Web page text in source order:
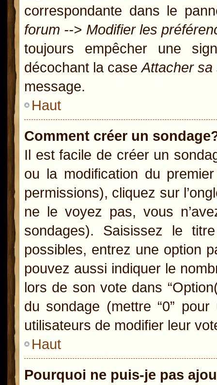
correspondante dans le
forum --> Modifier les
toujours empêcher une
décochant la caseAttacher sa
message.
Haut
Comment créer un
Il est facile de créer un
ou la modification du
permissions), cliquez sur
ne le voyez pas, vous
sondages). Saisissez le
possibles, entrez une option
pouvez aussi indiquer le
lors de son vote dans
du sondage (mettre “0”
utilisateurs de modifier leur
Haut
Pourquoi ne puis-je pas